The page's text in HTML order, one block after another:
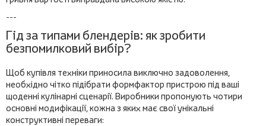
---
Гід за типами блендерів: як зробити
безпомилковий вибір?
Щоб купівля техніки приносила виключно задоволення,
необхідно чітко підібрати формфактор пристрою під ваші
щоденні кулінарні сценарії. Виробники пропонують чотири
основні модифікації, кожна з яких має свої унікальні
конструктивні переваги: